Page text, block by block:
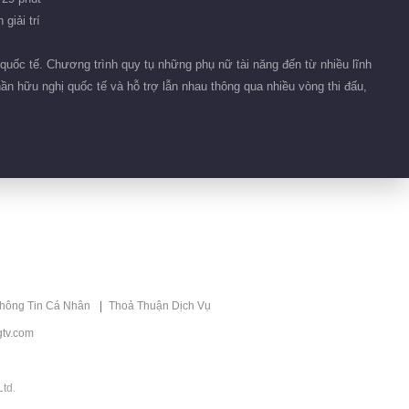
giải trí
tế. Chương trình quy tụ những phụ nữ tài năng đến từ nhiều lĩnh
hữu nghị quốc tế và hỗ trợ lẫn nhau thông qua nhiều vòng thi đấu,
Tin Cá Nhân Thoả Thuận Dịch Vụ